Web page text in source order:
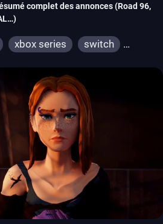
complet des annonces (Road 96,
xbox series
switch